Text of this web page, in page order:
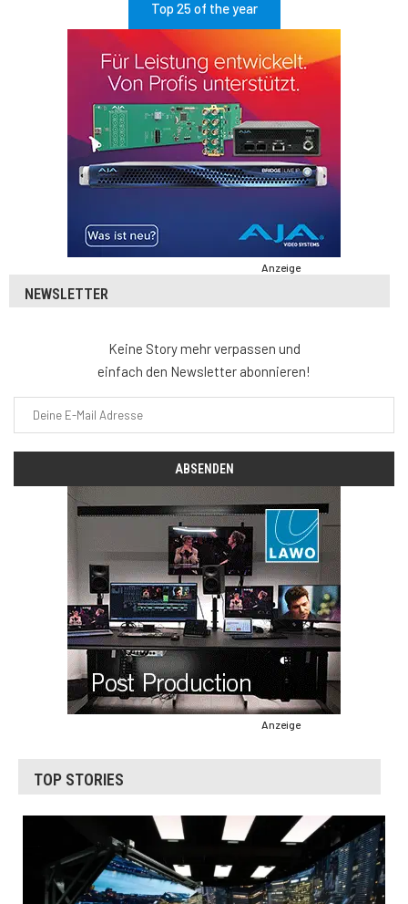
Top 25 of the year
Anzeige
NEWSLETTER
Keine Story mehr verpassen und
einfach den Newsletter abonnieren!
Anzeige
TOP STORIES